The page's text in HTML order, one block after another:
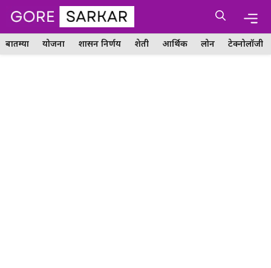
Skip
content
बातम्या योजना शासन निर्णय शेती आर्थिक लोन टेक्नोलॉजी